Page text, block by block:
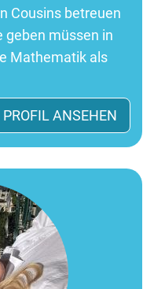
Cousins betreuen
geben müssen in
Mathematik als
PROFIL ANSEHEN